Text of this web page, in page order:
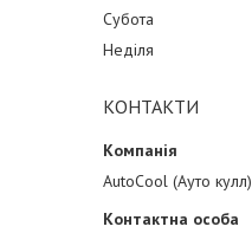
Субота
Неділя
КОНТАКТИ
AutoCool (Ауто кулл)